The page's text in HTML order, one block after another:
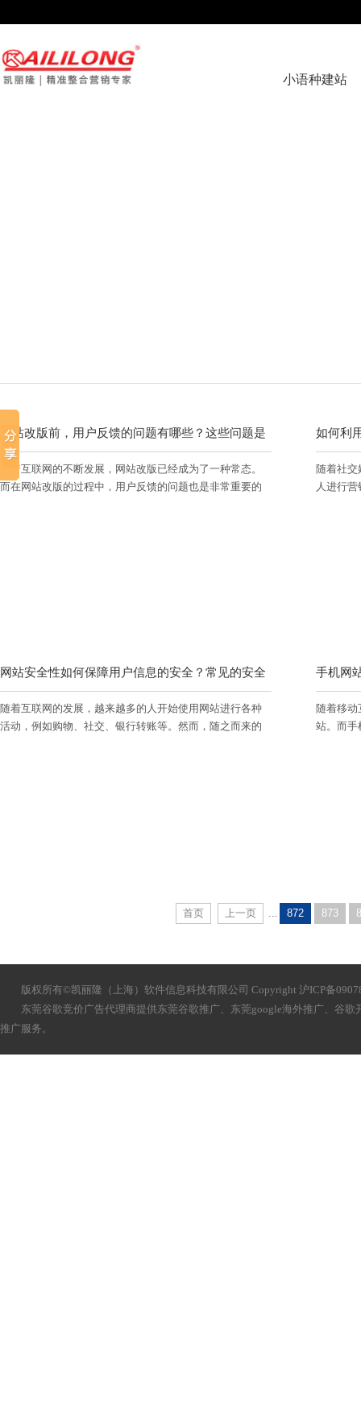
小语种建站
网站改版前，用户反馈的问题有哪些？这些问题是
否得到了解决？
随着互联网的不断发展，网站改版已经成为了一种常态。
而在网站改版的过程中，用户反馈的问题也是非常重要的
如何利
随着社
人进行
网站安全性如何保障用户信息的安全？常见的安全
问题有哪些？
随着互联网的发展，越来越多的人开始使用网站进行各种
活动，例如购物、社交、银行转账等。然而，随之而来的
手机网
的可读
随着移
站。而手
首页 上一页 ... 872 873
版权所有©凯丽隆（上海）软件信息科技有限公司 Copyright 沪ICP备
东莞谷歌竞价广告代理商提供东莞谷歌推广、 东莞google海外推广、谷歌
推广服务。